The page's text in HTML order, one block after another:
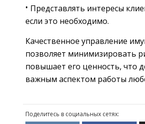
Представлять интересы
если это необходимо.
Качественное управление
позволяет минимизировать
повышает его ценность, что
важным аспектом работы
Поделитесь в социальных сетях: